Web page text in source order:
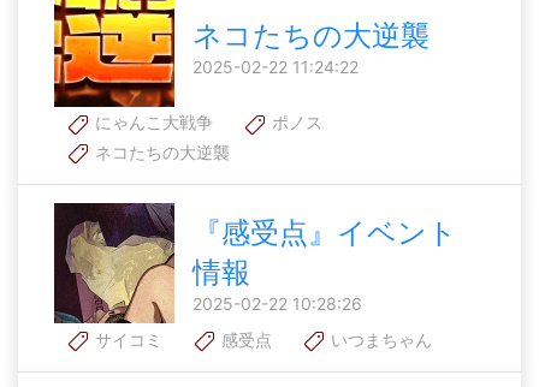
ネコたちの大逆襲
2025-02-22 11:24:22
にゃんこ大戦争
ポノス
ネコたちの大逆襲
『感受点』イベント
情報
2025-02-22 10:28:26
サイコミ
感受点 いつまちゃん